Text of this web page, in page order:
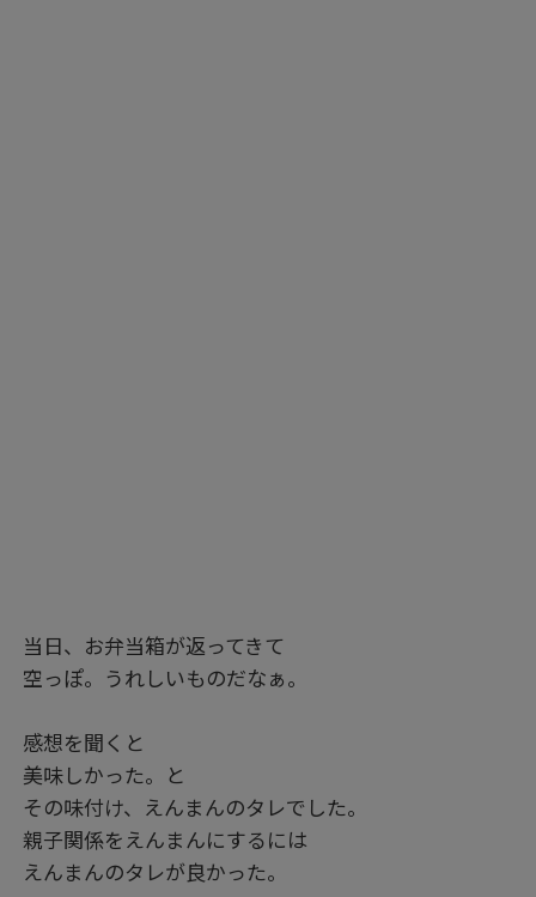
当日、お弁当箱が返ってきて
空っぽ。うれしいものだなぁ。
感想を聞くと
美味しかった。と
その味付け、えんまんのタレでした。
親子関係をえんまんにするには
えんまんのタレが良かった。